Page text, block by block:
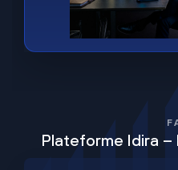
Plateforme Idira –